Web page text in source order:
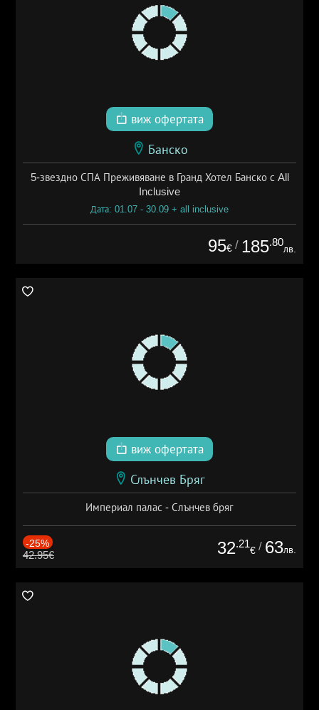
виж офертата
Банско
5-звездно СПА Преживяване в Гранд Хотел Банско с All
Inclusive
Дата: 01.07 - 30.09 + all inclusive
95€ / 185.80
лв.
виж офертата
Слънчев Бряг
Империал палас - Слънчев бряг
-25%
42.95€ 32.21
€ / 63лв.